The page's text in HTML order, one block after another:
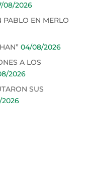
08/2026
PABLO EN MERLO
04/08/2026
A LOS
2026
SUS